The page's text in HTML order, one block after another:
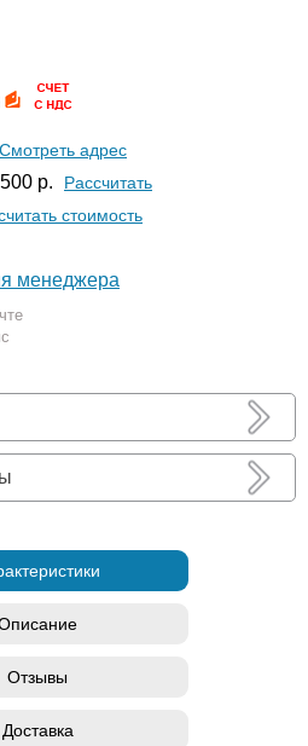
Смотреть адрес
р. Расcчитать
стоимость
менеджера
Отзывы
Доставка